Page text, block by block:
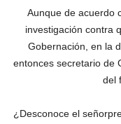
Aunque de acuerdo
investigación contra
Gobernación, en la
entonces secretario de
del
¿Desconoce el